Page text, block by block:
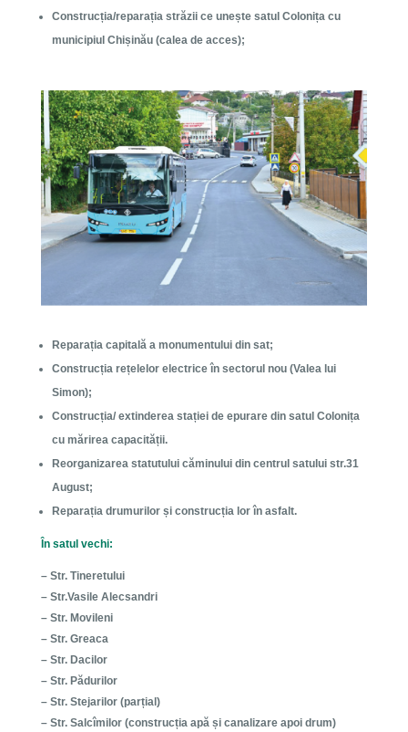
Construcția/reparația străzii ce unește satul Colonița cu
municipiul Chișinău (calea de acces);
Reparația capitală a monumentului din sat;
Construcția rețelelor electrice în sectorul nou (Valea lui
Simon);
Construcția/ extinderea stației de epurare din satul Colonița
cu mărirea capacității.
Reorganizarea statutului căminului din centrul satului str.31
August;
Reparația drumurilor și construcția lor în asfalt.
În satul vechi:
– Str. Tineretului
– Str.Vasile Alecsandri
– Str. Movileni
– Str. Greaca
– Str. Dacilor
– Str. Pădurilor
– Str. Stejarilor (parțial)
– Str. Salcîmilor (construcția apă și canalizare apoi drum)